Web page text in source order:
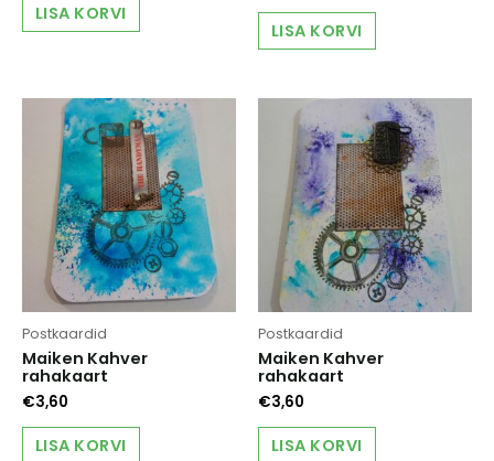
LISA KORVI
LISA KORVI
Postkaardid
Maiken Kahver
rahakaart
€3,60
LISA KORVI
Postkaardid
Maiken Kahver
rahakaart
€3,60
LISA KORVI